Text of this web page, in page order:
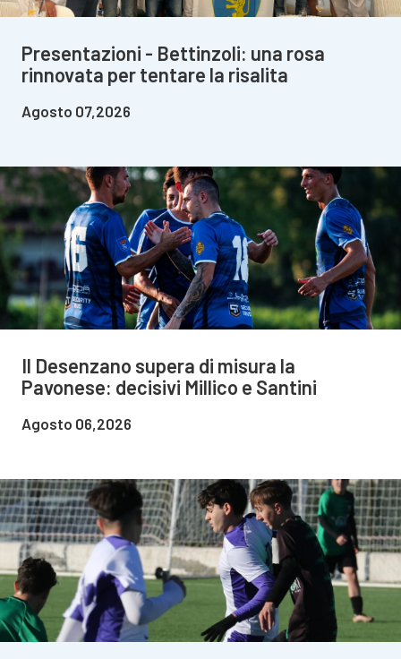
Presentazioni - Bettinzoli: una rosa
rinnovata per tentare la risalita
Agosto 07,2026
Il Desenzano supera di misura la
Pavonese: decisivi Millico e Santini
Agosto 06,2026